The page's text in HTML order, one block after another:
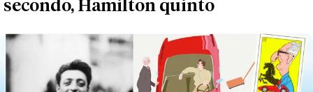
secondo, Hamilton quinto